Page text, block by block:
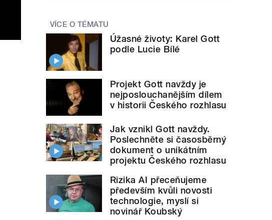
VÍCE O TÉMATU
Úžasné životy: Karel Gott
podle Lucie Bílé
Projekt Gott navždy je
nejposlouchanějším dílem
v historii Českého rozhlasu
Jak vznikl Gott navždy.
Poslechněte si časosběrný
dokument o unikátním
projektu Českého rozhlasu
Rizika AI přeceňujeme
především kvůli novosti
technologie, myslí si
novinář Koubský